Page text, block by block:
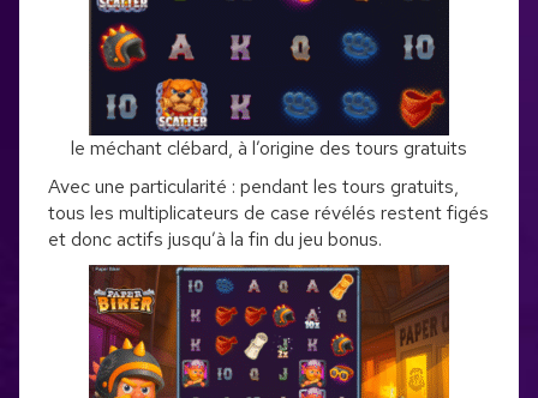
le méchant clébard, à l’origine des tours gratuits
Avec une particularité : pendant les tours gratuits,
tous les multiplicateurs de case révélés restent figés
et donc actifs jusqu’à la fin du jeu bonus.